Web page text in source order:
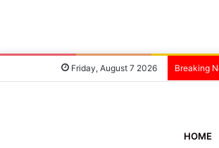
Friday, August 7 2026 Breaking
HOME